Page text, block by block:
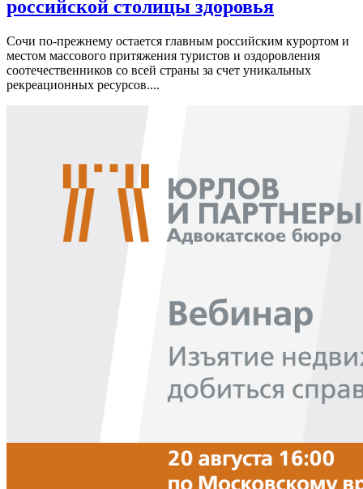
российской столицы здоровья
Сочи по-прежнему остается главным российским курортом и
местом массового притяжения туристов и оздоровления
соотечественников со всей страны за счет уникальных
рекреационных ресурсов....